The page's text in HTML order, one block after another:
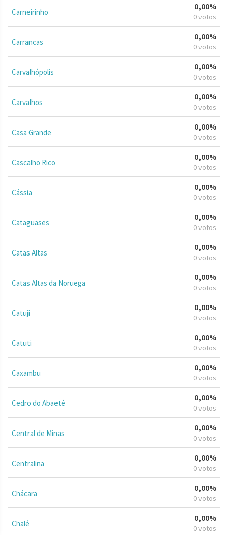
Carneirinho
0,00%
0 votos
Carrancas
0,00%
0 votos
Carvalhópolis
0,00%
0 votos
Carvalhos
0,00%
0 votos
Casa Grande
0,00%
0 votos
Cascalho Rico
0,00%
0 votos
Cássia
0,00%
0 votos
Cataguases
0,00%
0 votos
Catas Altas
0,00%
0 votos
Catas Altas da Noruega
0,00%
0 votos
Catuji
0,00%
0 votos
Catuti
0,00%
0 votos
Caxambu
0,00%
0 votos
Cedro do Abaeté
0,00%
0 votos
Central de Minas
0,00%
0 votos
Centralina
0,00%
0 votos
Chácara
0,00%
0 votos
Chalé
0,00%
0 votos